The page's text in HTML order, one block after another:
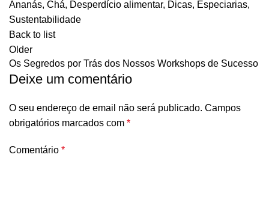
Ananás, Chá, Desperdício alimentar, Dicas, Especiarias,
Sustentabilidade
Back to list
Older
Os Segredos por Trás dos Nossos Workshops de Sucesso
Deixe um comentário
O seu endereço de email não será publicado. Campos
obrigatórios marcados com *
Comentário *